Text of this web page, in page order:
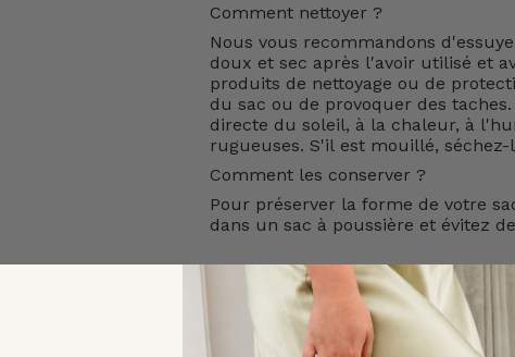
Comment nettoyer ?
Nous vous recommandons
doux et sec après l'avoir utilisé et
produits de nettoyage ou de
du sac ou de provoquer des
directe du soleil, à la chaleur, à
rugueuses. S'il est mouillé,
Comment les conserver ?
Pour préserver la forme de votre
dans un sac à poussière et évitez
LIVRAISON ET RETOURS